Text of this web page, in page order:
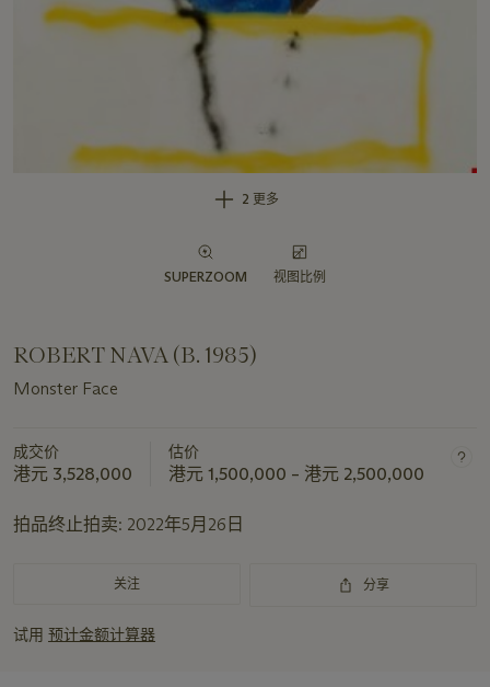
2 更多
SUPERZOOM 视图比例
ROBERT NAVA (B. 1985)
Monster Face
成交价
港元 3,528,000
估价
港元 1,500,000 – 港元 2,500,000
拍品终止拍卖: 2022年5月26日
关注 分享
试用 预计金额计算器